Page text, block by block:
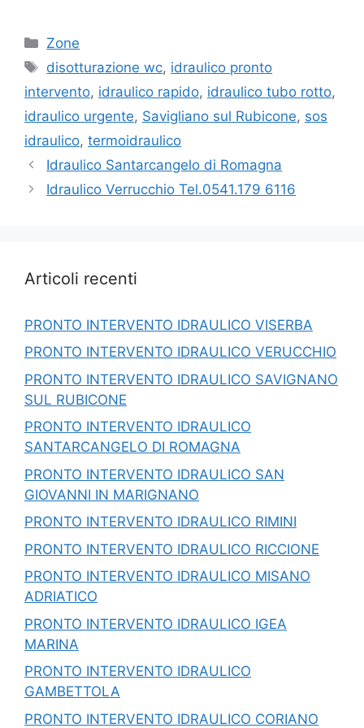
Categorie
Zone
Tag
disotturazione wc, idraulico pronto
intervento, idraulico rapido, idraulico tubo rotto,
idraulico urgente, Savigliano sul Rubicone, sos
idraulico, termoidraulico
Idraulico Santarcangelo di Romagna
Idraulico Verrucchio Tel.0541.179 6116
Articoli recenti
PRONTO INTERVENTO IDRAULICO VISERBA
PRONTO INTERVENTO IDRAULICO VERUCCHIO
PRONTO INTERVENTO IDRAULICO SAVIGNANO
SUL RUBICONE
PRONTO INTERVENTO IDRAULICO
SANTARCANGELO DI ROMAGNA
PRONTO INTERVENTO IDRAULICO SAN
GIOVANNI IN MARIGNANO
PRONTO INTERVENTO IDRAULICO RIMINI
PRONTO INTERVENTO IDRAULICO RICCIONE
PRONTO INTERVENTO IDRAULICO MISANO
ADRIATICO
PRONTO INTERVENTO IDRAULICO IGEA
MARINA
PRONTO INTERVENTO IDRAULICO
GAMBETTOLA
PRONTO INTERVENTO IDRAULICO CORIANO